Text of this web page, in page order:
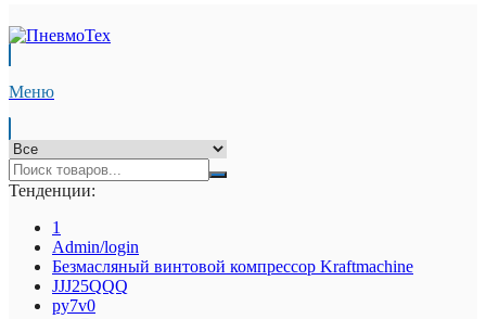
Меню
Тенденции:
1
Admin/login
Безмасляный винтовой компрессор Kraftmaсhine
JJJ25QQQ
py7v0